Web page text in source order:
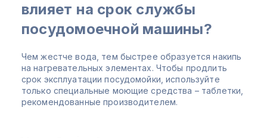
влияет на срок службы
посудомоечной машины?
Чем жестче вода, тем быстрее образуется накипь
на нагревательных элементах. Чтобы продлить
срок эксплуатации посудомойки, используйте
только специальные моющие средства – таблетки,
рекомендованные производителем.